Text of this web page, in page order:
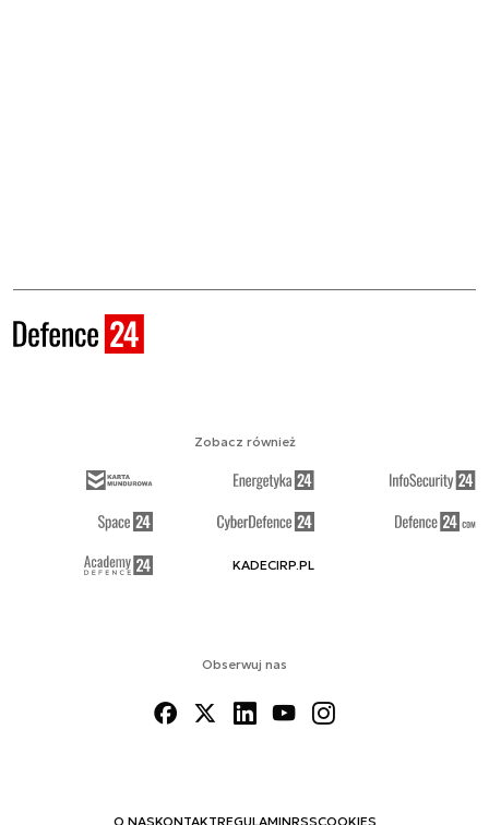
Obserwuj nas
O NASKONTAKTREGULAMINRSSCOOKIES
Zobacz również
KADECIRP.PL